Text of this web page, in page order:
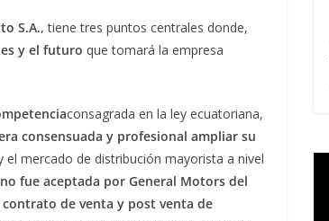
S.A., tiene tres puntos centrales donde,
y el futuro que tomará la empresa
consagrada en la ley ecuatoriana,
consensuada y profesional ampliar su
el mercado de distribución mayorista a nivel
no fue aceptada por General Motors del
de venta y post venta de